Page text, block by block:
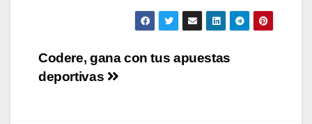
Navegación
de
Codere, gana con tus apuestas
deportivas